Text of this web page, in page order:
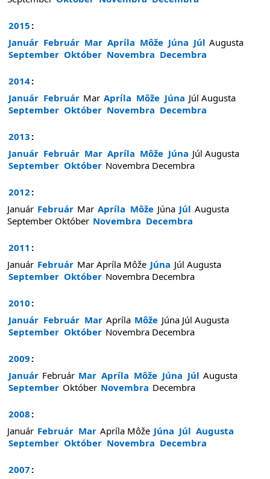
2015 :
Január Február Mar Apríla Môže Júna Júl Augusta
September Október Novembra Decembra
2014:
Január Február Mar Apríla Môže Júna Júl Augusta
September Október Novembra Decembra
2013 :
Január Február Mar Apríla Môže Júna Júl Augusta
September Október Novembra Decembra
2012 :
Január Február Mar Apríla Môže Júna Júl Augusta
September Október Novembra Decembra
2011 :
Január Február Mar Apríla Môže Júna Júl Augusta
September Október Novembra Decembra
2010 :
Január Február Mar Apríla Môže Júna Júl Augusta
September Október Novembra Decembra
2009 :
Január Február Mar Apríla Môže Júna Júl Augusta
September Október Novembra Decembra
2008 :
Január Február Mar Apríla Môže Júna Júl Augusta
September Október Novembra Decembra
2007 :